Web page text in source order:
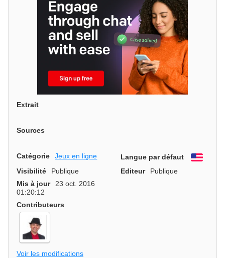
Extrait
Sources
Catégorie Jeux en ligne Langue par défaut
Visibilité
Publique Editeur
Publique
Mis à jour
23 oct. 2016
01:20:12
Contributeurs
Voir les modifications